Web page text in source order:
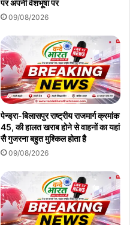
पर अपनी वेशभूषा पर
09/08/2026
पेन्ड्रा-बिलासपुर राष्ट्रीय राजमार्ग क्रमांक
45, की हालत खराब होने से वाहनों का यहां
सै गुजरना बहुत मुश्किल होता है
09/08/2026